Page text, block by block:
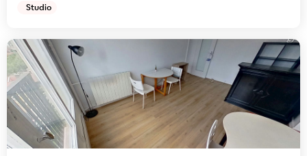
Studio